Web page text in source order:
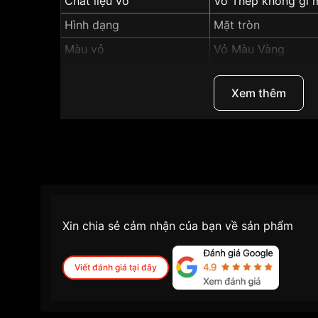
Hình dạng
Mặt tròn
Màu vỏ
Vỏ Màu Vàng
Classic cổ điển,
Lộ tim, xem
Xem thêm
Xin chia sẻ cảm nhận của bạn về sản phẩm
Viết đánh giá tại đây